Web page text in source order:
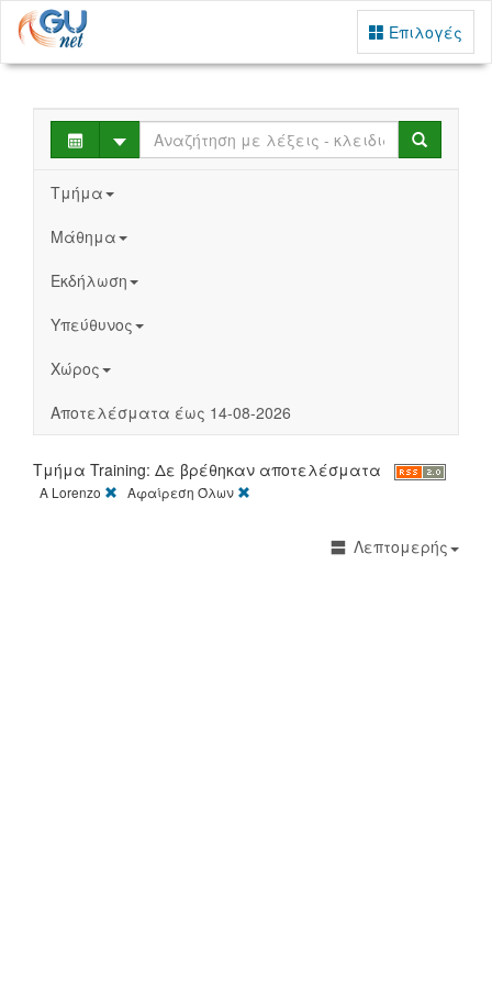
Επιλογές
Select Search
Τμήμα
Μάθημα
Εκδήλωση
Υπεύθυνος
Χώρος
Αποτελέσματα έως 14-08-2026
Τμήμα Training: Δε βρέθηκαν αποτελέσματα
A Lorenzo [X]Αφαίρεση Όλων
Λεπτομερής